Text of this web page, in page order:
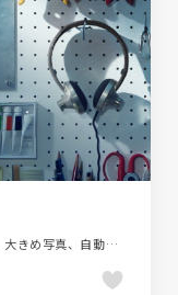
LP・特集ページ、カラフル、スタイリッシュ、大きめ写真、自動車・乗り物・交通